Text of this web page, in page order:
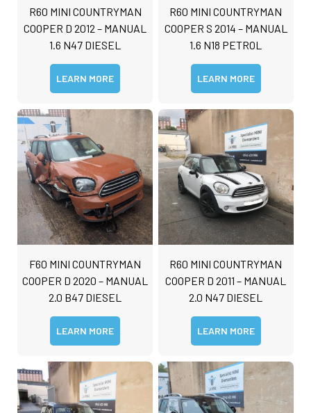
R60 MINI COUNTRYMAN
COOPER D 2012 – MANUAL
1.6 N47 DIESEL
LEARN MORE
R60 MINI COUNTRYMAN
COOPER S 2014 – MANUAL
1.6 N18 PETROL
LEARN MORE
F60 MINI COUNTRYMAN
COOPER D 2020 – MANUAL
2.0 B47 DIESEL
LEARN MORE
R60 MINI COUNTRYMAN
COOPER D 2011 – MANUAL
2.0 N47 DIESEL
LEARN MORE